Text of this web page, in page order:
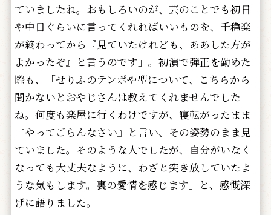
ていましたね。おもしろいのが、芸のことでも初日
や中日ぐらいに言ってくれればいいものを、千穐楽
が終わってから『見ていたけれども、ああした方が
よかったぞ』と言うのです」。初演で弾正を勤めた
際も、「せりふのテンポや型について、こちらから
聞かないとおやじさんは教えてくれませんでした
ね。何度も楽屋に行くわけですが、寝転がったまま
『やってごらんなさい』と言い、その姿勢のまま見
ていました。そのような人でしたが、自分がいなく
なっても大丈夫なように、わざと突き放していたよ
うな気もします。裏の愛情を感じます」と、感慨深
げに語りました。